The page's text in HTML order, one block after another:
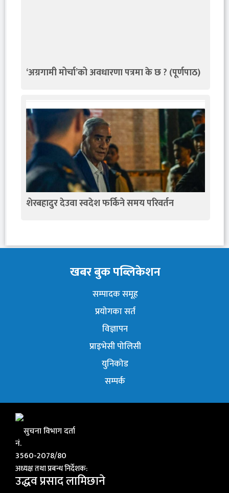
‘अग्रगामी मोर्चा’को अवधारणा पत्रमा के छ ? (पूर्णपाठ)
शेरबहादुर देउवा स्वदेश फर्किने समय परिवर्तन
खबर बुक पब्लिकेशन
सम्पादक समूह
प्रयोगका सर्त
विज्ञापन
प्राइभेसी पोलिसी
युनिकोड
सम्पर्क
सुचना विभाग दर्ता
नं.
3560-2078/80
अध्यक्ष तथा प्रबन्ध निर्देशक:
उद्धव प्रसाद लामिछाने